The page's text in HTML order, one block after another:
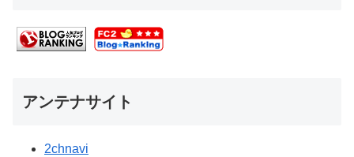
アンテナサイト
2chnavi